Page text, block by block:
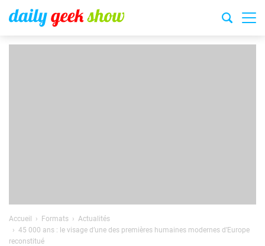
Accueil Formats
Actualités
45 000 ans : le visage d’une des premières humaines modernes d’Europe
reconstitué